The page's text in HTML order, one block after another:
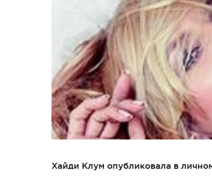
Хайди Клум опубликовала в